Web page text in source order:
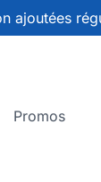
ajoutées
Promos